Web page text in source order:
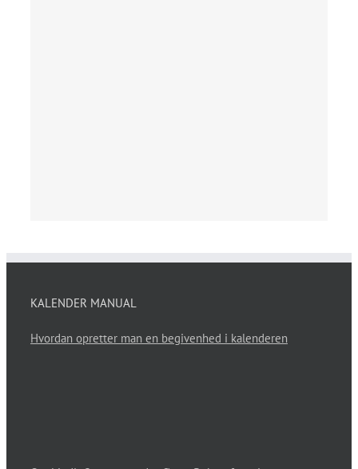
KALENDER MANUAL
Hvordan opretter man en begivenhed i kalenderen